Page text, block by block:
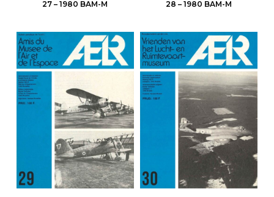
27 – 1980 BAM-M 28 – 1980 BAM-M